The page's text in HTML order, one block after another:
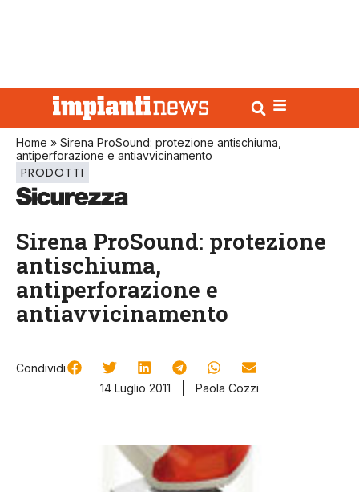
Home » Sirena ProSound: protezione antischiuma,
antiperforazione e antiavvicinamento
PRODOTTI
Sirena ProSound: protezione
antischiuma,
antiperforazione e
antiavvicinamento
Condividi
14 Luglio 2011
Paola Cozzi